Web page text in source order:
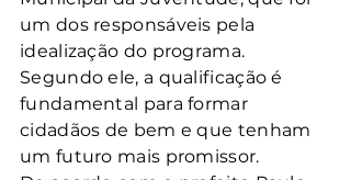
um dos responsáveis pela
idealização do programa.
Segundo ele, a qualificação é
fundamental para formar
cidadãos de bem e que tenham
um futuro mais promissor.